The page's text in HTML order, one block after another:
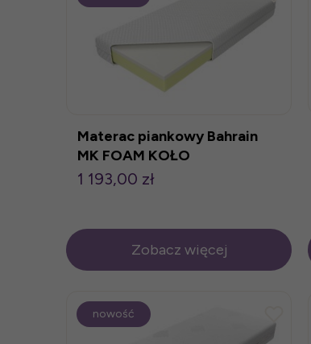
Materac piankowy Bahrain
MK FOAM KOŁO
1 193,00 zł
Zobacz więcej
nowość